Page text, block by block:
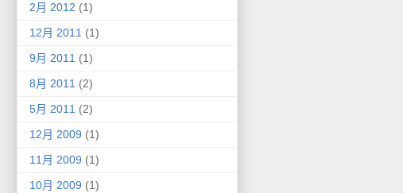
2月 2012 (1)
12月 2011 (1)
9月 2011 (1)
8月 2011 (2)
5月 2011 (2)
12月 2009 (1)
11月 2009 (1)
10月 2009 (1)